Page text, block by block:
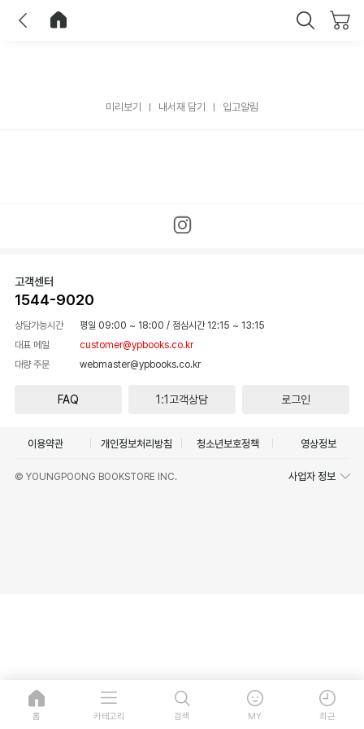
미리보기 내서재 담기 입고알림
고객센터
1544-9020
상담가능시간 평일 09:00 ~ 18:00 / 점심시간 12:15 ~ 13:15
대표 메일
customer@ypbooks.co.kr
대량 주문
webmaster@ypbooks.co.kr
FAQ 1:1고객상담 로그인
이용약관 개인정보처리방침 청소년보호정책 영상정보
© YOUNGPOONG BOOKSTORE INC. 사업자 정보
홈 카테고리 검색 MY 최근